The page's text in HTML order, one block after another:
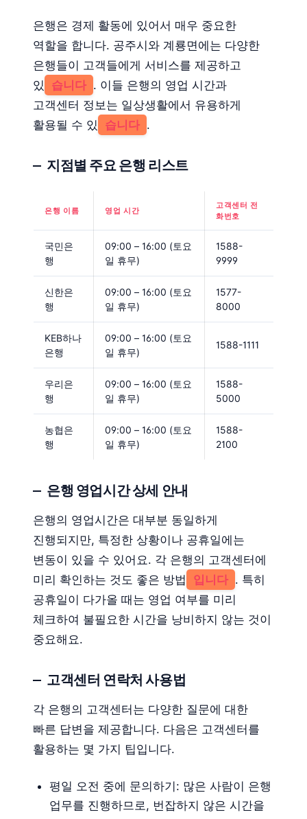
은행은 경제 활동에 있어서 매우 중요한
역할을 합니다. 공주시와 계룡면에는 다양한
은행들이 고객들에게 서비스를 제공하고
있
습니다 . 이들 은행의 영업 시간과
고객센터 정보는 일상생활에서 유용하게
활용될 수 있
습니다 .
지점별 주요 은행 리스트
은행 이름 영업 시간
고객센터 전
화번호
국민은
행
09:00 – 16:00 (토요
일 휴무)
1588-
9999
신한은
행
09:00 – 16:00 (토요
일 휴무)
1577-
8000
KEB하나
은행
09:00 – 16:00 (토요
일 휴무)
1588-1111
우리은
행
09:00 – 16:00 (토요
일 휴무)
1588-
5000
농협은
행
09:00 – 16:00 (토요
일 휴무)
1588-
2100
은행 영업시간 상세 안내
은행의 영업시간은 대부분 동일하게
진행되지만, 특정한 상황이나 공휴일에는
변동이 있을 수 있어요. 각 은행의 고객센터에
미리 확인하는 것도 좋은 방법
입니다 . 특히
공휴일이 다가올 때는 영업 여부를 미리
체크하여 불필요한 시간을 낭비하지 않는 것이
중요해요.
고객센터 연락처 사용법
각 은행의 고객센터는 다양한 질문에 대한
빠른 답변을 제공합니다. 다음은 고객센터를
활용하는 몇 가지 팁입니다.
평일 오전 중에 문의하기: 많은 사람이 은행
업무를 진행하므로, 번잡하지 않은 시간을